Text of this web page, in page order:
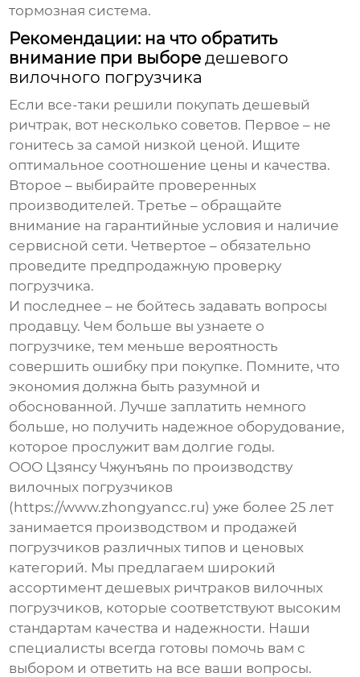
тормозная система.
Рекомендации: на что обратить
внимание при выборедешевого
вилочного погрузчика
Если все-таки решили покупать дешевый
ричтрак, вот несколько советов. Первое – не
гонитесь за самой низкой ценой. Ищите
оптимальное соотношение цены и качества.
Второе – выбирайте проверенных
производителей. Третье – обращайте
внимание на гарантийные условия и наличие
сервисной сети. Четвертое – обязательно
проведите предпродажную проверку
погрузчика.
И последнее – не бойтесь задавать вопросы
продавцу. Чем больше вы узнаете о
погрузчике, тем меньше вероятность
совершить ошибку при покупке. Помните, что
экономия должна быть разумной и
обоснованной. Лучше заплатить немного
больше, но получить надежное оборудование,
которое прослужит вам долгие годы.
ООО Цзянсу Чжунъянь по производству
вилочных погрузчиков
(https://www.zhongyancc.ru) уже более 25 лет
занимается производством и продажей
погрузчиков различных типов и ценовых
категорий. Мы предлагаем широкий
ассортимент дешевых ричтраков вилочных
погрузчиков, которые соответствуют высоким
стандартам качества и надежности. Наши
специалисты всегда готовы помочь вам с
выбором и ответить на все ваши вопросы.